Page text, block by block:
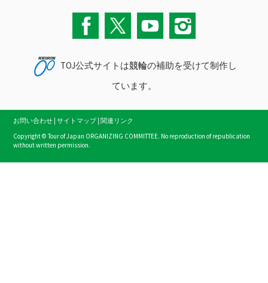
TOJ公式サイトは競輪の補助を受けて制作し
ています。
お問い合わせ サイトマップ| 関連リンク
Copyright © Tour of Japan ORGANIZING COMMITTEE. No reproduction of republication
without written permission.